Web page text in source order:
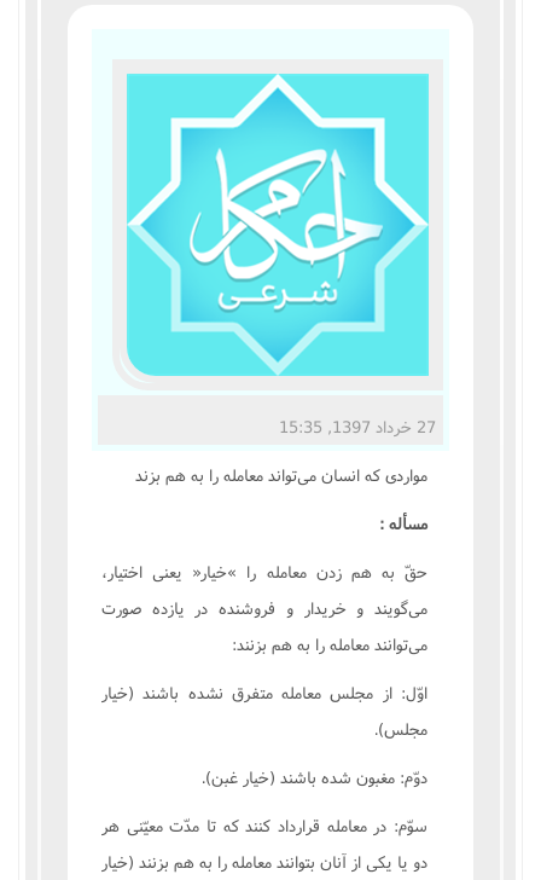
27 خرداد 1397, 15:35
مواردى که انسان مى‌تواند معامله را به هم بزند
مسأله :
حقّ به هم زدن معامله را »خيار« يعنى اختيار،
مى‌گويند و خريدار و فروشنده در يازده صورت
مى‌توانند معامله را به هم بزنند:
اوّل: از مجلس معامله متفرق نشده باشند (خيار
مجلس).
دوّم: مغبون شده باشند (خيار غبن).
سوّم: در معامله قرارداد کنند که تا مدّت معيّنى هر
دو يا يکى از آنان بتوانند معامله را به هم بزنند (خيار